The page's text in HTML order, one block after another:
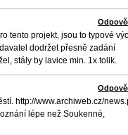
tento projekt, jsou to typové
dodržet přesně zadání
stály by lavice min. 1x tolik.
http://www.archiweb.cz/
lépe než Soukenné,